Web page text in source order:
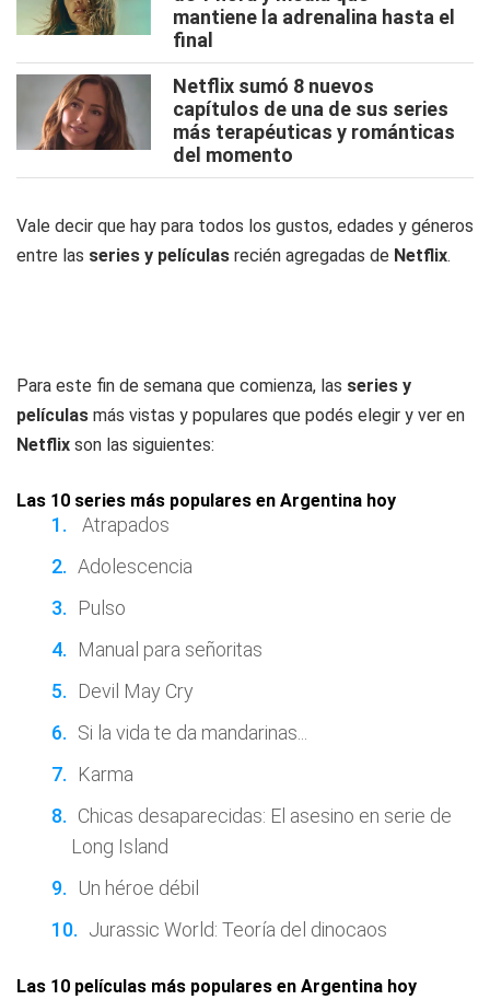
mantiene la adrenalina hasta el
final
Netflix sumó 8 nuevos
capítulos de una de sus series
más terapéuticas y románticas
del momento
Vale decir que hay para todos los gustos, edades y géneros
entre las series y películas recién agregadas de Netflix.
Para este fin de semana que comienza, las series y
películas más vistas y populares que podés elegir y ver en
Netflix son las siguientes:
Las 10 series más populares en Argentina hoy
Atrapados
Adolescencia
Pulso
Manual para señoritas
Devil May Cry
Si la vida te da mandarinas...
Karma
Chicas desaparecidas: El asesino en serie de
Long Island
Un héroe débil
Jurassic World: Teoría del dinocaos
Las 10 películas más populares en Argentina hoy